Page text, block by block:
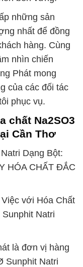
những sản
nhất để đồng
hàng. Cùng
nhìn chiến
Phát mong
của các đối tác
phục vụ.
chất Na2SO3
Cần Thơ
Dạng Bột:
HÓA CHẤT ĐẮC
với Hóa Chất
Natri
là đơn vị hàng
Sunphit Natri